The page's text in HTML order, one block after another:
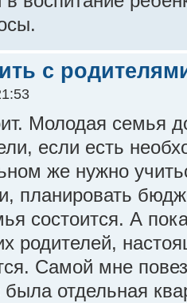
с
Молодая семья
если есть
же нужно
планировать
состоится. А
родителей,
Самой мне
отдельная